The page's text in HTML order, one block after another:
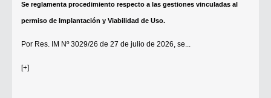
Se reglamenta procedimiento respecto a las gestiones vinculadas al
permiso de Implantación y Viabilidad de Uso.
Por Res. IM Nº 3029/26 de 27 de julio de 2026, se...
[+]